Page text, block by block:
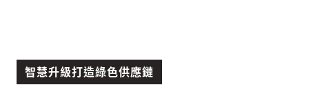
智慧升級打造綠色供應鏈